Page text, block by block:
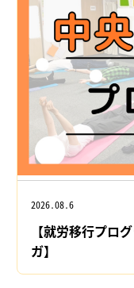
2026.08.6
【就労移行プロ
ガ】